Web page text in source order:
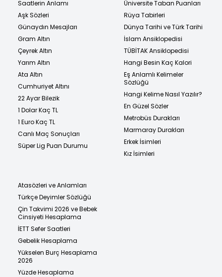
Saatlerin Anlamı
Aşk Sözleri
Günaydın Mesajları
Gram Altın
Çeyrek Altın
Yarım Altın
Ata Altın
Cumhuriyet Altını
22 Ayar Bilezik
1 Dolar Kaç TL
1 Euro Kaç TL
Canlı Maç Sonuçları
Süper Lig Puan Durumu
Üniversite Taban Puanları
Rüya Tabirleri
Dünya Tarihi ve Türk Tarihi
İslam Ansiklopedisi
TÜBİTAK Ansiklopedisi
Hangi Besin Kaç Kalori
Eş Anlamlı Kelimeler
Sözlüğü
Hangi Kelime Nasıl Yazılır?
En Güzel Sözler
Metrobüs Durakları
Marmaray Durakları
Erkek İsimleri
Kız İsimleri
Atasözleri ve Anlamları
Türkçe Deyimler Sözlüğü
Çin Takvimi 2026 ve Bebek
Cinsiyeti Hesaplama
İETT Sefer Saatleri
Gebelik Hesaplama
Yükselen Burç Hesaplama
2026
Yüzde Hesaplama